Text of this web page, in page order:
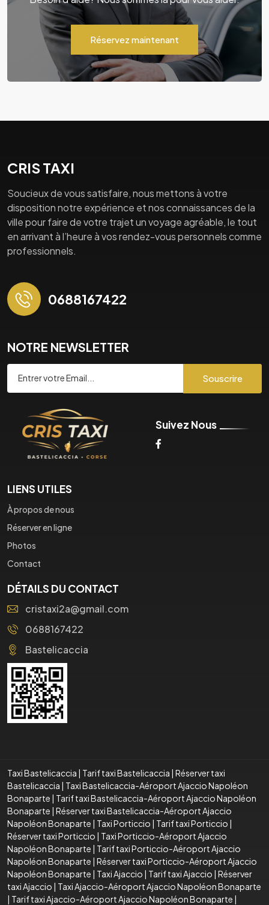
Réservez maintenant
CRIS TAXI
Soucieux de vous satisfaire, nous mettons à votre
disposition notre expérience et nos connaissances de la
ville pour faire de votre trajet un voyage agréable, le tout
en arrivant à l’heure à vos rendez-vous personnels comme
professionnels.
0688167422
NOTRE NEWSLETTER
Souscrire
Suivez Nous
LIENS UTILES
À propos de nous
Réserver en ligne
Photos
Contact
DÉTAILS DU CONTACT
cristaxi2a@gmail.com
0688167422
Bastelicaccia
Taxi Bastelicaccia | Tarif taxi Bastelicaccia | Réserver taxi
Bastelicaccia | Taxi Bastelicaccia-Aéroport Ajaccio Napoléon
Bonaparte | Tarif taxi Bastelicaccia-Aéroport Ajaccio Napoléon
Bonaparte | Réserver taxi Bastelicaccia-Aéroport Ajaccio
Napoléon Bonaparte | Taxi Porticcio | Tarif taxi Porticcio |
Réserver taxi Porticcio | Taxi Porticcio-Aéroport Ajaccio
Napoléon Bonaparte | Tarif taxi Porticcio-Aéroport Ajaccio
Napoléon Bonaparte | Réserver taxi Porticcio-Aéroport Ajaccio
Napoléon Bonaparte | Taxi Ajaccio | Tarif taxi Ajaccio | Réserver
taxi Ajaccio | Taxi Ajaccio-Aéroport Ajaccio Napoléon Bonaparte
| Tarif taxi Ajaccio-Aéroport Ajaccio Napoléon Bonaparte |